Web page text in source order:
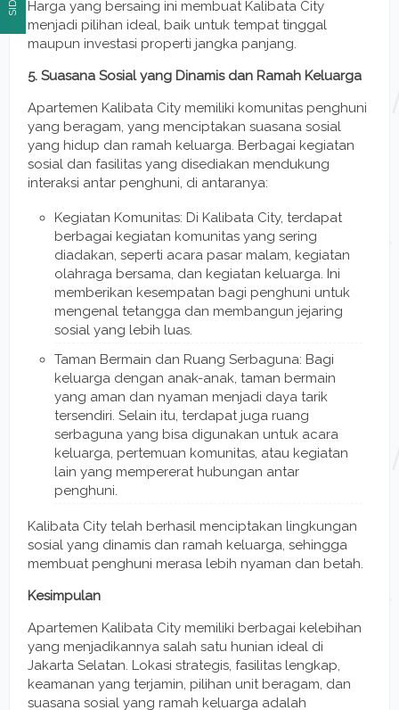
Harga yang bersaing ini membuat Kalibata City
menjadi pilihan ideal, baik untuk tempat tinggal
maupun investasi properti jangka panjang.
5. Suasana Sosial yang Dinamis dan Ramah Keluarga
Apartemen Kalibata City memiliki komunitas penghuni
yang beragam, yang menciptakan suasana sosial
yang hidup dan ramah keluarga. Berbagai kegiatan
sosial dan fasilitas yang disediakan mendukung
interaksi antar penghuni, di antaranya:
Kegiatan Komunitas: Di Kalibata City, terdapat
berbagai kegiatan komunitas yang sering
diadakan, seperti acara pasar malam, kegiatan
olahraga bersama, dan kegiatan keluarga. Ini
memberikan kesempatan bagi penghuni untuk
mengenal tetangga dan membangun jejaring
sosial yang lebih luas.
Taman Bermain dan Ruang Serbaguna: Bagi
keluarga dengan anak-anak, taman bermain
yang aman dan nyaman menjadi daya tarik
tersendiri. Selain itu, terdapat juga ruang
serbaguna yang bisa digunakan untuk acara
keluarga, pertemuan komunitas, atau kegiatan
lain yang mempererat hubungan antar
penghuni.
Kalibata City telah berhasil menciptakan lingkungan
sosial yang dinamis dan ramah keluarga, sehingga
membuat penghuni merasa lebih nyaman dan betah.
Kesimpulan
Apartemen Kalibata City memiliki berbagai kelebihan
yang menjadikannya salah satu hunian ideal di
Jakarta Selatan. Lokasi strategis, fasilitas lengkap,
keamanan yang terjamin, pilihan unit beragam, dan
suasana sosial yang ramah keluarga adalah